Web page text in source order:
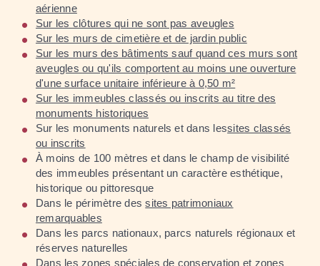
aérienne
Sur les clôtures qui ne sont pas aveugles
Sur les murs de cimetière et de jardin public
Sur les murs des bâtiments sauf quand ces murs sont
aveugles ou qu'ils comportent au moins une ouverture
d'une surface unitaire inférieure à 0,50 m²
Sur les immeubles classés ou inscrits au titre des
monuments historiques
Sur les monuments naturels et dans lessites classés
ou inscrits
À moins de 100 mètres et dans le champ de visibilité
des immeubles présentant un caractère esthétique,
historique ou pittoresque
Dans le périmètre dessites patrimoniaux
remarquables
Dans les parcs nationaux, parcs naturels régionaux et
réserves naturelles
Dans leszones spéciales de conservation et zones